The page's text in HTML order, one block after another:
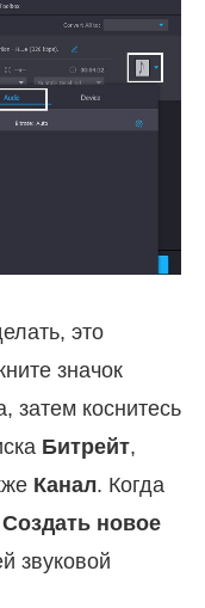
это
значок
затем коснитесь
Битрейт,
Канал. Когда
Создать новое
звуковой